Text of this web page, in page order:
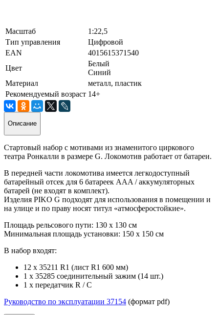
Масштаб
1:22,5
Тип управления
Цифровой
EAN
4015615371540
Цвет
Белый
Синий
Материал
металл, пластик
Рекомендуемый возраст 14+
Описание
Стартовый набор с мотивами из знаменитого циркового
театра Ронкалли в размере G. Локомотив работает от батареи.
В передней части локомотива имеется легкодоступный
батарейный отсек для 6 батареек AAA / аккумуляторных
батарей (не входят в комплект).
Изделия PIKO G подходят для использования в помещении и
на улице и по праву носят титул «атмосферостойкие».
Площадь рельсового пути: 130 х 130 см
Минимальная площадь установки: 150 х 150 см
В набор входят:
12 x 35211 R1 (лист R1 600 мм)
1 x 35285 соединительный зажим (14 шт.)
1 x передатчик R / C
Руководство по эксплуатации 37154 (формат pdf)